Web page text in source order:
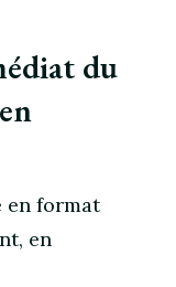
du
en format
en